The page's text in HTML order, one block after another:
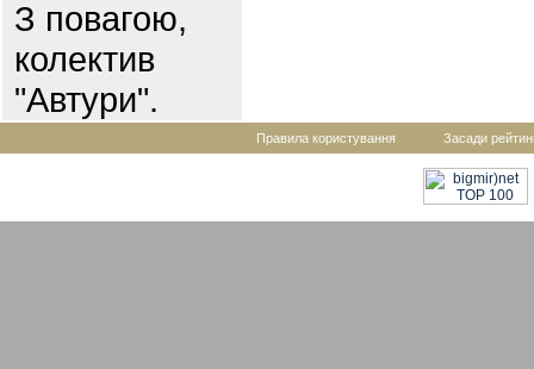
З повагою,
колектив
"Автури".
Правила користування Засади